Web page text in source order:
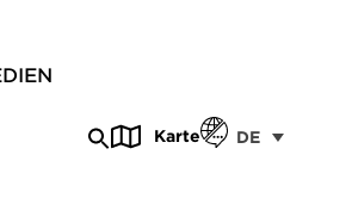
Karte DE